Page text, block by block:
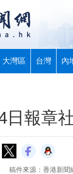
大灣區 台灣 內
日報章
稿件來源：香港新聞